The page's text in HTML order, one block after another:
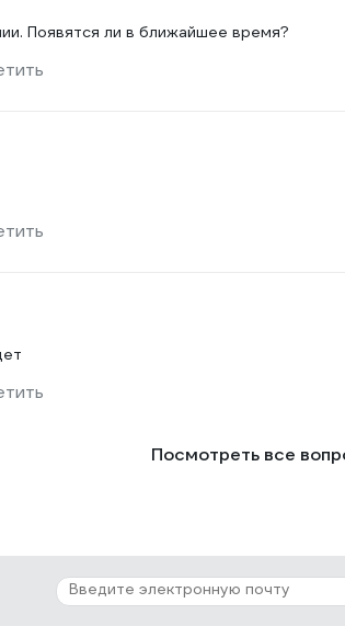
Появятся ли в ближайшее время?
Посмотреть все